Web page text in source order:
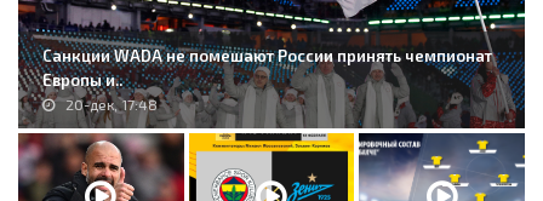
Санкции WADA не помешают России принять чемпионат
Европы и..
20-дек, 17:48